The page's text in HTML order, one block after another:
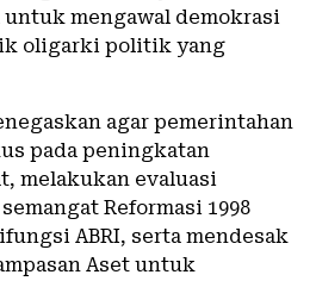
untuk mengawal demokrasi
oligarki politik yang
agar pemerintahan
pada peningkatan
melakukan evaluasi
Reformasi 1998
ABRI, serta mendesak
Aset untuk